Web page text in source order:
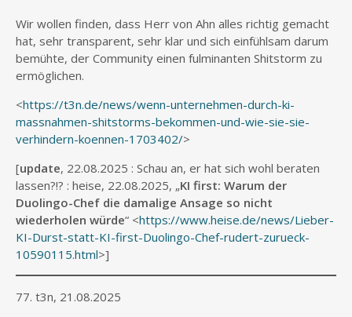
Wir wollen finden, dass Herr von Ahn alles richtig gemacht
hat, sehr transparent, sehr klar und sich einfühlsam darum
bemühte, der Community einen fulminanten Shitstorm zu
ermöglichen.
<https://t3n.de/news/wenn-unternehmen-durch-ki-
massnahmen-shitstorms-bekommen-und-wie-sie-sie-
verhindern-koennen-1703402/>
[update, 22.08.2025 : Schau an, er hat sich wohl beraten
lassen?!? : heise, 22.08.2025, „KI first: Warum der
Duolingo-Chef die damalige Ansage so nicht
wiederholen würde“ <https://www.heise.de/news/Lieber-
KI-Durst-statt-KI-first-Duolingo-Chef-rudert-zurueck-
10590115.html>]
77. t3n, 21.08.2025